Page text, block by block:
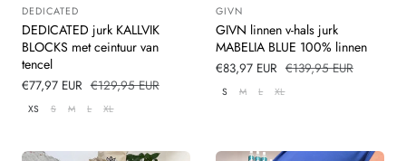
Leverancier:
DEDICATED
DEDICATED jurk KALLVIK
BLOCKS met ceintuur van
tencel
Verkoopprijs
€77,97 EUR Normale
prijs
€129,95 EUR
XS S M L XL
Leverancier:
GIVN
GIVN linnen v-hals jurk
MABELIA BLUE 100% linnen
Verkoopprijs
€83,97 EUR Normale
€139,95 EUR
S M L XL